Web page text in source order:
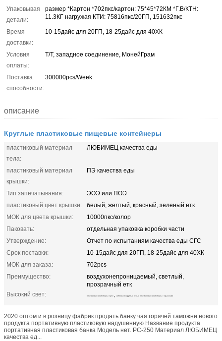
Упаковывая
детали:
размер *Картон *702пкс/картон: 75*45*72КМ *Г.В/КТН:
11.3КГ нагружая КТИ: 75816пкс/20ГП, 151632пкс
Время
доставки:
10-15дайс для 20ГП, 18-25дайс для 40ХК
Условия
оплаты:
Т/Т, западное соединение, МонейГрам
Поставка
способности:
300000pcs/Week
описание
Круглые пластиковые пищевые контейнеры
пластиковый материал
тела:
ЛЮБИМЕЦ качества еды
пластиковый материал
крышки:
ПЭ качества еды
Тип запечатывания:
ЭОЭ или ПОЭ
пластиковый цвет крышки:
белый, желтый, красный, зеленый етк
МОК для цвета крышки:
10000пкс/колор
Паковать:
отдельная упаковка коробки части
Утверждение:
Отчет по испытаниям качества еды СГС
Срок поставки:
10-15дайс для 20ГП, 18-25дайс для 40ХК
МОК для заказа:
702pcs
Преимущество:
воздухонепроницаемый, светлый,
прозрачный етк
Высокий свет:
пластиковые контейнеры соуса , небольшие круглые ясные пластмасовые контейнеры с крышками
2020 оптом и в розницу фабрик продать банку чая горячей таможни нового
продукта портативную пластиковую надушенную Название продукта
портативная пластиковая банка Модель нет. PC-250 Материал ЛЮБИМЕЦ
качества ед...